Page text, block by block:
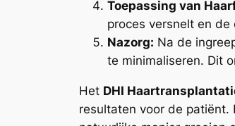
Toepassing van
proces versnelt en
Nazorg: Na de
te minimaliseren. Dit
Het DHI
resultaten voor de patiënt.